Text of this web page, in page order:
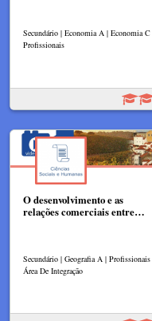
Secundário | Economia A | Economia
Profissionais
O desenvolvimento e as
relações comerciais entre…
Secundário | Geografia A |
Área De Integração